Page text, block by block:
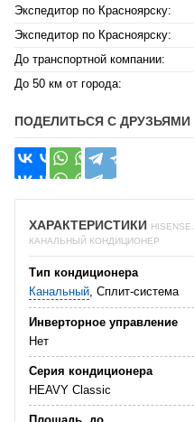
Экспедитор по Красноярску:
Экспедитор по Красноярску:
До транспортной компании:
До 50 км от города:
ПОДЕЛИТЬСЯ С ДРУЗЬЯМИ
ХАРАКТЕРИСТИКИ HISENSE
КАНАЛЬНЫЙ КОНДИЦИОНЕР
Тип кондиционера
Канальный , Сплит-система
Инверторное управление
Нет
Серия кондиционера
HEAVY Classic